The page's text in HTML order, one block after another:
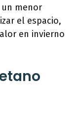
menor
el espacio,
en invierno